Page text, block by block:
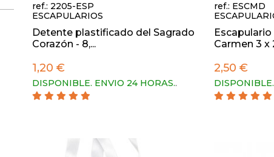
ref.: 2205-ESP
ESCAPULARIOS
Detente plastificado del Sagrado
Corazón - 8,...
1,20 €
DISPONIBLE. ENVIO 24 HORAS..
ref.: ESCMD
Carmen 3 x
2,50 €